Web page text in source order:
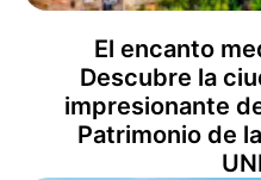
El encanto
Descubre la
impresionante
Patrimonio de